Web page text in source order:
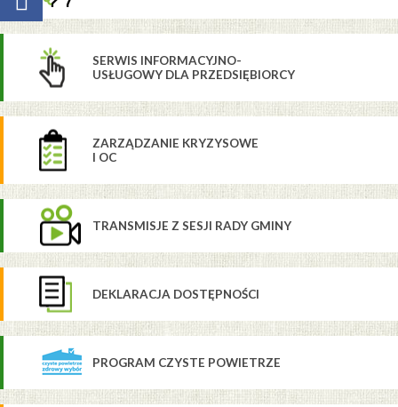
SERWIS INFORMACYJNO-
USŁUGOWY DLA PRZEDSIĘBIORCY
ZARZĄDZANIE KRYZYSOWE
I OC
TRANSMISJE Z SESJI RADY GMINY
DEKLARACJA DOSTĘPNOŚCI
PROGRAM CZYSTE POWIETRZE